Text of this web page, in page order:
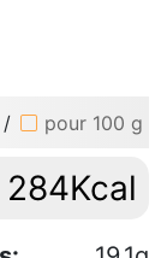
/ pour 100 g
284Kcal